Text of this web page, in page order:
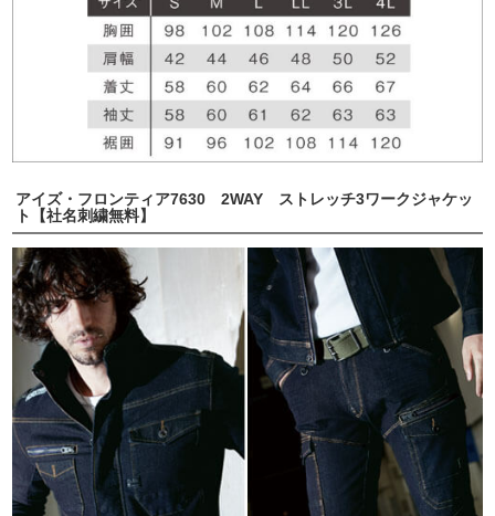
アイズ・フロンティア7630 2WAY ストレッチ3ワークジャケッ
ト【社名刺繍無料】